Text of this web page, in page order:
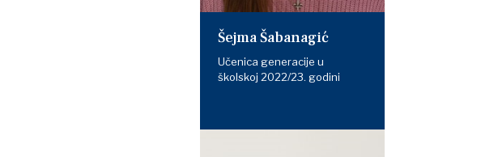
Šejma Šabanagić
Učenica generacije u
školskoj 2022/23. godini